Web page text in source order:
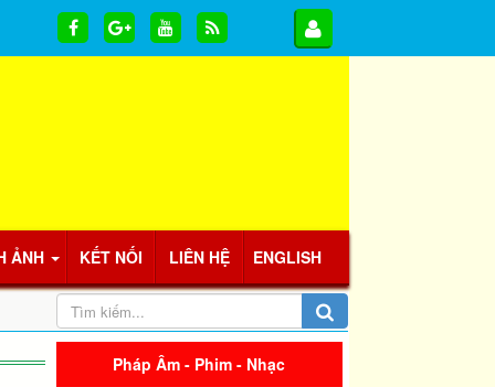
ẢNH KẾT NỐI LIÊN HỆ ENGLISH
Pháp Âm - Phim - Nhạc